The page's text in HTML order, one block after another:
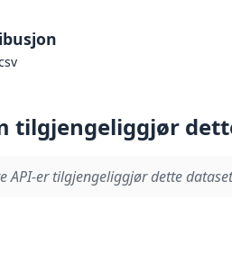
tilgjengeliggjør
API-er tilgjengeliggjør dette